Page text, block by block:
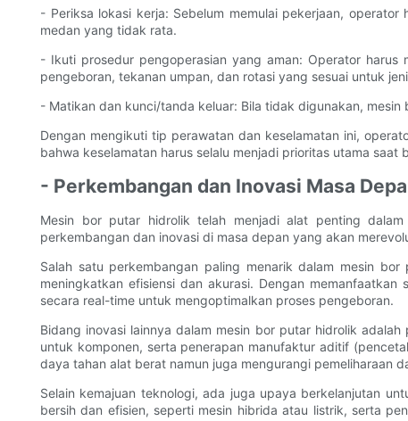
- Periksa lokasi kerja: Sebelum memulai pekerjaan,
medan yang tidak rata.
- Ikuti prosedur pengoperasian yang aman: Operator
pengeboran, tekanan umpan, dan rotasi yang sesuai untuk
- Matikan dan kunci/tanda keluar: Bila tidak digunakan,
Dengan mengikuti tip perawatan dan keselamatan ini,
bahwa keselamatan harus selalu menjadi prioritas utama saat
- Perkembangan dan Inovasi Masa
Mesin bor putar hidrolik telah menjadi alat penting
perkembangan dan inovasi di masa depan yang akan
Salah satu perkembangan paling menarik dalam mesin
meningkatkan efisiensi dan akurasi. Dengan
secara real-time untuk mengoptimalkan proses pengeboran.
Bidang inovasi lainnya dalam mesin bor putar hidrolik
untuk komponen, serta penerapan manufaktur aditif
daya tahan alat berat namun juga mengurangi pemeliharaan
Selain kemajuan teknologi, ada juga upaya berkelanjutan
bersih dan efisien, seperti mesin hibrida atau listrik, serta